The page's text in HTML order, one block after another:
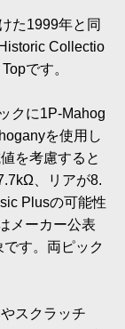
た1999年と同
Collectio
です。
クに1P-Mahog
を使用し
を考慮すると
、リアが8.
Plusの可能性
メーカー公表
す。両ピック
スクラッチ